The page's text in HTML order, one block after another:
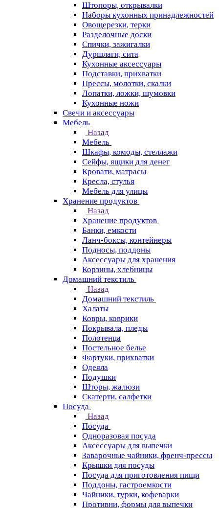
Штопоры, открывалки
Наборы кухонных принадлежностей
Овощерезки, терки
Разделочные доски
Спички, зажигалки
Дуршлаги, сита
Кухонные аксессуары
Подставки, прихватки
Прессы, молотки, скалки
Лопатки, ложки, шумовки
Кухонные ножи
Свечи и аксессуары
Мебель
Назад
Мебель
Шкафы, комоды, стеллажи
Сейфы, ящики для денег
Кровати, матрасы
Кресла, стулья
Мебель для улицы
Хранение продуктов
Назад
Хранение продуктов
Банки, емкости
Ланч-боксы, контейнеры
Подносы, поддоны
Аксессуары для хранения
Корзины, хлебницы
Домашний текстиль
Назад
Домашний текстиль
Халаты
Ковры, коврики
Покрывала, пледы
Полотенца
Постельное белье
Фартуки, прихватки
Одеяла
Подушки
Шторы, жалюзи
Скатерти, салфетки
Посуда
Назад
Посуда
Одноразовая посуда
Аксессуары для выпечки
Заварочные чайники, френч-прессы
Крышки для посуды
Посуда для приготовления пищи
Поддоны, гастроемкости
Чайники, турки, кофеварки
Противни, формы для выпечки